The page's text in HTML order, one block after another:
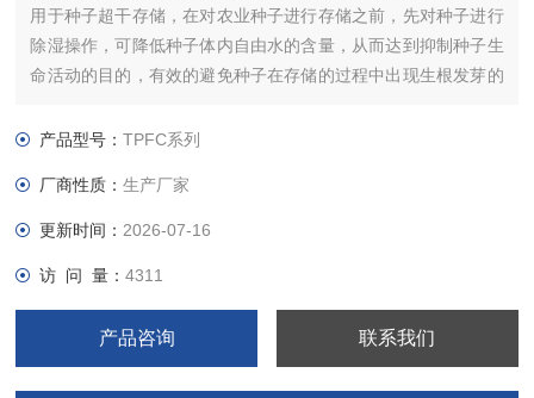
用于种子超干存储，在对农业种子进行存储之前，先对种子进行
除湿操作，可降低种子体内自由水的含量，从而达到抑制种子生
命活动的目的，有效的避免种子在存储的过程中出现生根发芽的
产品型号：TPFC系列
厂商性质：生产厂家
更新时间： 2026-07-16
访 问 量：4311
产品咨询 联系我们